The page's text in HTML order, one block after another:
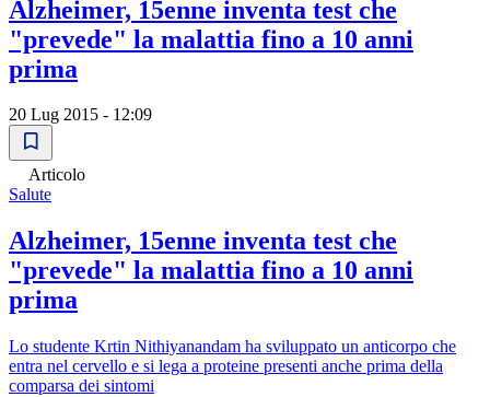
Alzheimer, 15enne inventa test che
"prevede" la malattia fino a 10 anni
prima
20 Lug 2015 - 12:09
Articolo
Salute
Alzheimer, 15enne inventa test che
"prevede" la malattia fino a 10 anni
prima
Lo studente Krtin Nithiyanandam ha sviluppato un anticorpo che
entra nel cervello e si lega a proteine ​​presenti anche prima della
comparsa dei sintomi